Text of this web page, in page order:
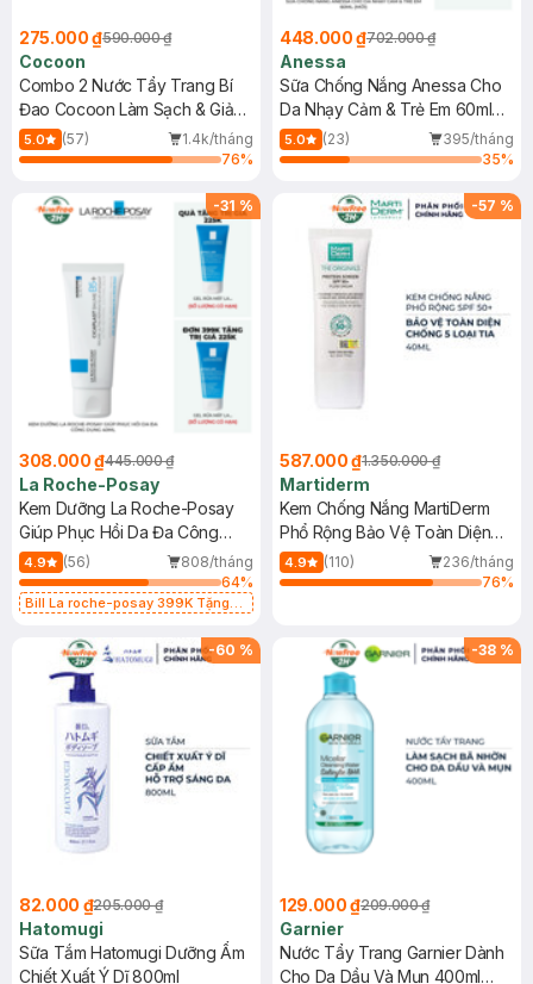
275.000 ₫590.000 ₫
Cocoon
Combo 2 Nước Tẩy Trang Bí
Đao Cocoon Làm Sạch & Giảm
Dầu 500ml
5.0 (57)
1.4k/tháng
76%
448.000 ₫702.000 ₫
Anessa
Sữa Chống Nắng Anessa Cho
Da Nhạy Cảm & Trẻ Em 60ml
(Mới)
5.0 (23)
395/tháng
35%
-31 %
308.000 ₫445.000 ₫
La Roche-Posay
Kem Dưỡng La Roche-Posay
Giúp Phục Hồi Da Đa Công
Dụng 40ml
4.9 (56)
808/tháng
64%
Bill La roche-posay 399K Tặng
(SL có hạn)
-57 %
587.000 ₫1.350.000 ₫
Martiderm
Kem Chống Nắng MartiDerm
Phổ Rộng Bảo Vệ Toàn Diện
40ml
4.9 (110)
236/tháng
76%
-60 %
82.000 ₫205.000 ₫
Hatomugi
Sữa Tắm Hatomugi Dưỡng Ẩm
Chiết Xuất Ý Dĩ 800ml
-38 %
129.000 ₫209.000 ₫
Garnier
Nước Tẩy Trang Garnier Dành
Cho Da Dầu Và Mụn 400ml